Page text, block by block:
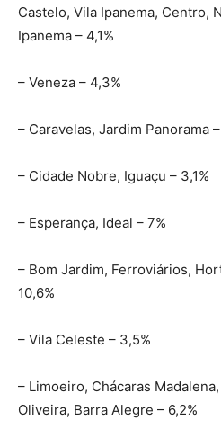
Castelo, Vila Ipanema, Centro,
Ipanema – 4,1%
– Veneza – 4,3%
– Caravelas, Jardim Panorama
– Cidade Nobre, Iguaçu – 3,1%
– Esperança, Ideal – 7%
– Bom Jardim, Ferroviários,
10,6%
– Vila Celeste – 3,5%
– Limoeiro, Chácaras
Oliveira, Barra Alegre – 6,2%